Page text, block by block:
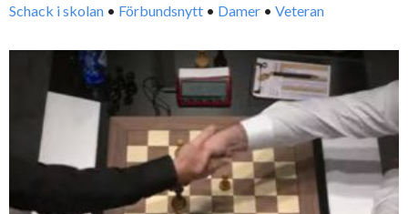
Schack i skolan • Förbundsnytt • Damer • Veteran